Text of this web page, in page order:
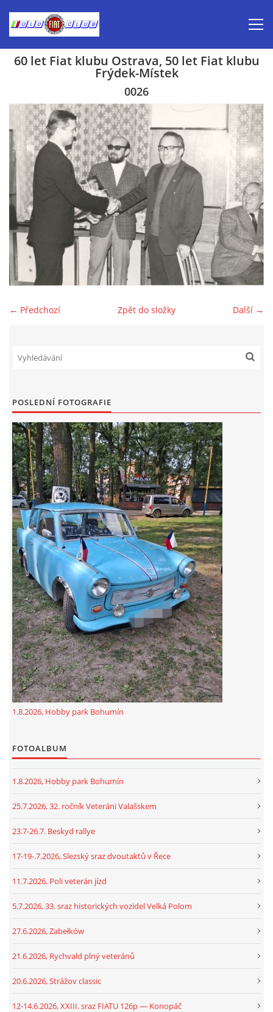
Inzerce prodej
Aktuálně-pozvánky
Kalendář veteránských akcí 2026
Prvomájová jízda 2026
Old Fiat Club historie
Vývozy a osvědčení
Benzín - Čas bioblaženosti přichází
Moderní nafta
Stanovy Old Fiat Clubu, z. s.
GDPR
oldfiatclub@seznam.cz |RSS
60 let Fiat klubu Ostrava, 50 let Fiat klubu
Frýdek-Místek
0026
← Předchozí Další →
Zpět do složky
POSLEDNÍ FOTOGRAFIE
1.8.2026, Hobby park Bohumín
FOTOALBUM
1.8.2026, Hobby park Bohumín
25.7.2026, 32. ročník Veteráni Valašskem
23.7-26.7. Beskyd rallye
17-19-.7.2026, Slezský sraz dvoutaktů v Řece
11.7.2026, Poli veterán jízd
5.7.2026, 33. sraz historických vozidel Velká Polom
27.6.2026, Zabełków
21.6.2026, Rychvald plný veteránů
20.6.2026, Strážov classic
12-14.6.2026, XXIII. sraz FIATU 126p — Konopáč